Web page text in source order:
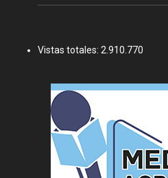
Vistas totales: 2.910.770